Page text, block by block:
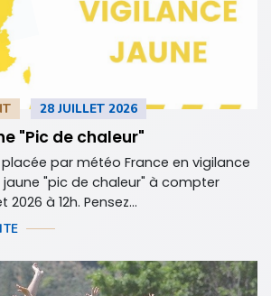
28 JUILLET 2026
"Pic de chaleur"
par météo France en vigilance
"pic de chaleur" à compter
à 12h. Pensez...